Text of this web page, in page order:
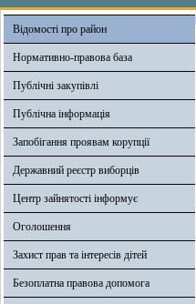
Відомості про район
Нормативно-правова база
Публічні закупівлі
Публічна інформація
Запобігання проявам корупції
Державний реєстр виборців
Центр зайнятості інформує
Оголошення
Захист прав та інтересів дітей
Безоплатна правова допомога